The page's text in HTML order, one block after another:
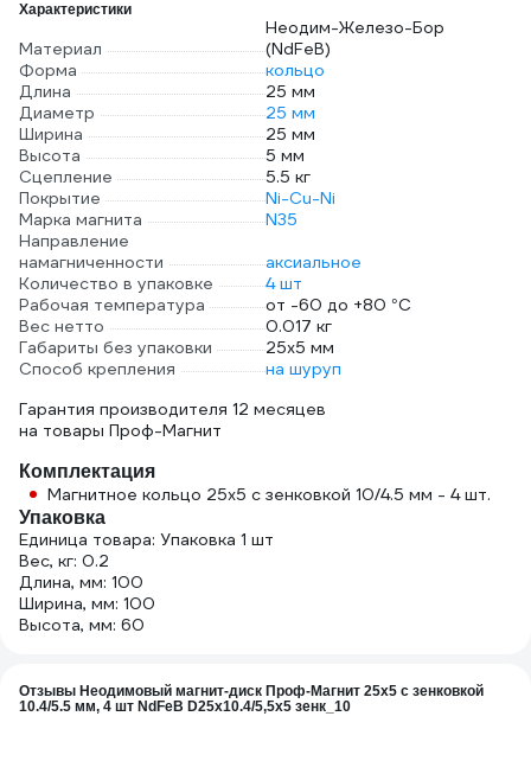
Характеристики
Материал
Неодим-Железо-Бор
(NdFeB)
Форма
кольцо
Длина
25 мм
Диаметр
25 мм
Ширина
25 мм
Высота
5 мм
Сцепление
5.5 кг
Покрытие
Ni-Cu-Ni
Марка магнита
N35
Направление
намагниченности
аксиальное
Количество в упаковке
4 шт
Рабочая температура
от -60 до +80 °С
Вес нетто
0.017 кг
Габариты без упаковки
25х5 мм
Способ крепления
на шуруп
Гарантия производителя 12 месяцев
на товары Проф-Магнит
Комплектация
Магнитное кольцо 25x5 с зенковкой 10/4.5 мм - 4 шт.
Упаковка
Единица товара: Упаковка 1 шт
Вес, кг: 0.2
Длина, мм: 100
Ширина, мм: 100
Высота, мм: 60
Отзывы Неодимовый магнит-диск Проф-Магнит 25x5 с зенковкой
10.4/5.5 мм, 4 шт NdFeB D25x10.4/5,5x5 зенк_10